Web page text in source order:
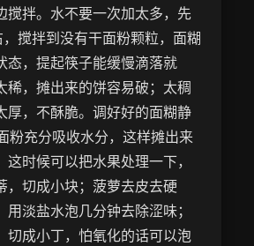
搅拌。水不要一次加太多，先
搅拌到没有干面粉颗粒，面糊
态，提起筷子能缓慢滴落就
稀，摊出来的饼容易破；太稠
厚，不酥脆。调好好的面糊静
粉充分吸收水分，这样摊出来
这时候可以把水果处理一下，
，切成小块；菠萝去皮去硬
淡盐水泡几分钟去除涩味；
切成小丁，怕氧化的话可以泡